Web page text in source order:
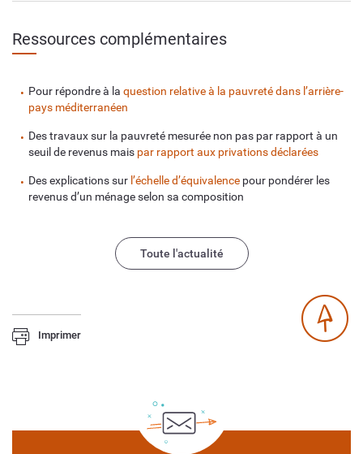
Ressources complémentaires
Pour répondre à la question relative à la pauvreté dans l’arrière-
pays méditerranéen
Des travaux sur la pauvreté mesurée non pas par rapport à un
seuil de revenus mais par rapport aux privations déclarées
Des explications sur l’échelle d’équivalence pour pondérer les
revenus d’un ménage selon sa composition
Toute l'actualité
Imprimer